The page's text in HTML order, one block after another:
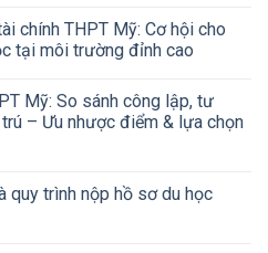
chính THPT Mỹ: Cơ hội cho
tại môi trường đỉnh cao
Mỹ: So sánh công lập, tư
– Ưu nhược điểm & lựa chọn
quy trình nộp hồ sơ du học